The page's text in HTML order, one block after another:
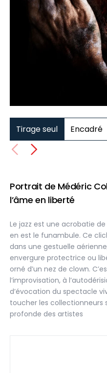
Tirage seul Encadré
Portrait de Médéric
l’âme en liberté
Le jazz est une acrobatie
en est le funambule. Ce
dans une gestuelle
envergure protectrice ou
orné d’un nez de clown.
l’improvisation, à
d’évocation du spectacle
toucher les collectionneurs
profonde des artistes